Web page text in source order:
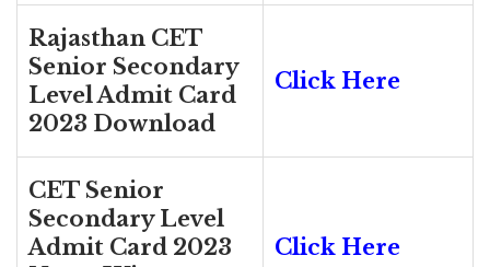
Rajasthan CET
Senior Secondary
Level Admit Card
2023 Download
Click Here
CET Senior
Secondary Level
Admit Card 2023
Click Here